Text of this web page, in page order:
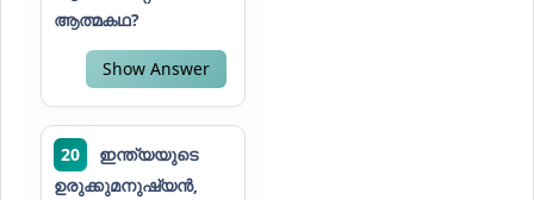
ആത്മകഥ?
Show Answer
20
ഇന്ത്യയുടെ
ഉരുക്കുമനുഷ്യൻ,